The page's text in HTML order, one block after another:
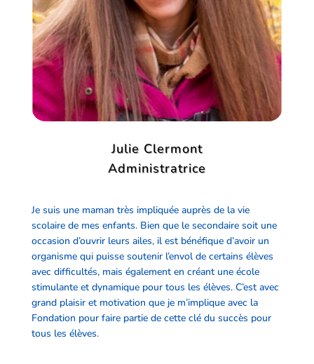
Julie Clermont
Administratrice
​Je suis une maman très impliquée auprès de la vie
scolaire de mes enfants. Bien que le secondaire soit une
occasion d’ouvrir leurs ailes, il est bénéfique d’avoir un
organisme qui puisse soutenir l’envol de certains élèves
avec difficultés, mais également en créant une école
stimulante et dynamique pour tous les élèves. C’est avec
grand plaisir et motivation que je m’implique avec la
Fondation pour faire partie de cette clé du succès pour
tous les élèves.